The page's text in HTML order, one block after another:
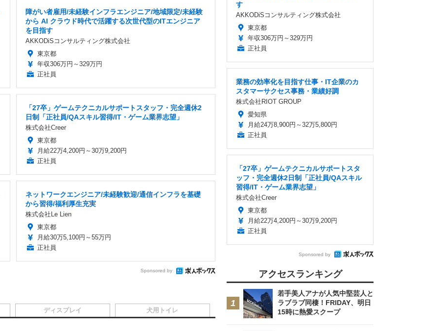
障がい者雇用/未経験インフラエンジニア/地域限定/未経験
から AI クラウド時代で活躍する次世代型のITエンジニア
を目指す
AKKODiSコンサルティング株式会社
東京都
年収306万円～329万円
正社員
「27卒」ゲームテクニカルサポートスタッフ・完全週休2
日制「正社員/QAスキル習得/IT・ゲーム業界志望」
株式会社Creer
東京都
月給22万4,200円～30万9,200円
正社員
ネットワークエンジニア/未経験歓迎/通信インフラを基礎
から習得/福利厚生充実
株式会社Le Lien
東京都
月給30万5,100円～55万円
正社員
Sponsored by
ディスプレイ 犬用トイレ
す
AKKODiSコンサルティング株式会社
東京都
年収306万円～329万円
正社員
業務の効率化を目指す仕事・IT企業のカ
スタマーサクセス事務・業績好調
株式会社RIOT GROUP
愛知県
月給24万8,900円～32万5,800円
正社員
「27卒」ゲームテクニカルサポートスタ
ッフ・完全週休2日制「正社員/QAスキル
習得/IT・ゲーム業界志望」
株式会社Creer
東京都
月給22万4,200円～30万9,200円
正社員
Sponsored by
アクセスランキング
若手美人アナが人気中堅芸人と
ラブラブ同棲！FRIDAY、明日
15時に熱愛スクープ